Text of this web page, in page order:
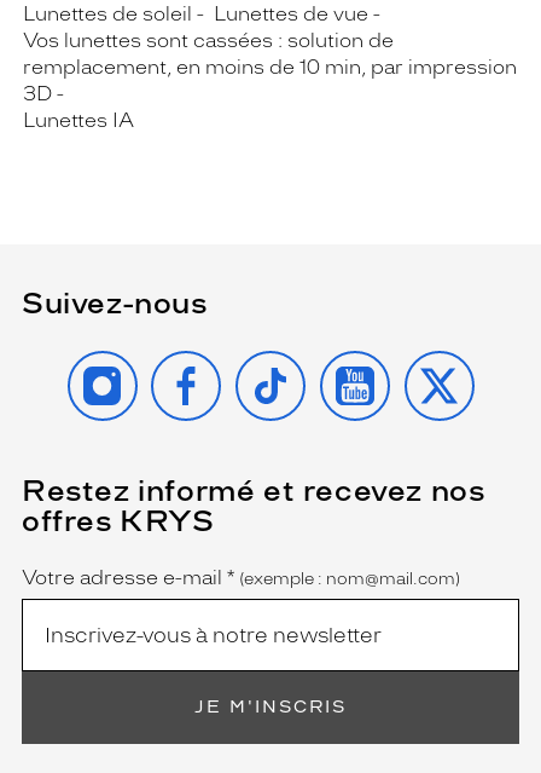
Lunettes de soleil
Lunettes de vue
Vos lunettes sont cassées : solution de
remplacement, en moins de 10 min, par impression
3D
Lunettes IA
Suivez-nous
INSTAGRAMFACEBOOK
TIKTOK YOUTUBE
X
Restez informé et recevez nos
offres KRYS
Name
Votre adresse e-mail *
(Ce
champ
est
obligatoire)
(exemple : nom@mail.com)
JE M'INSCRIS